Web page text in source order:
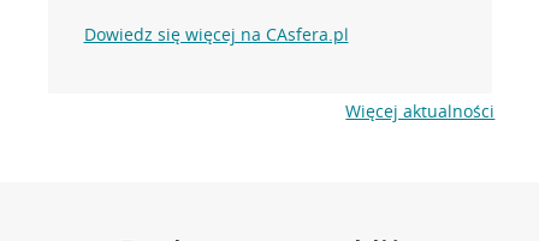
Dowiedz się więcej na CAsfera.pl
Więcej aktualności